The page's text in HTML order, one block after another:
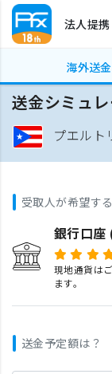
法人提携
海外送金
送金シミュ
プエルト
受取人が希望す
銀行口座
現地通貨は
ます。
送金予定額は？